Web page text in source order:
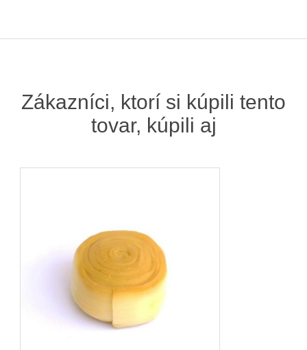
Zákazníci, ktorí si kúpili tento
tovar, kúpili aj